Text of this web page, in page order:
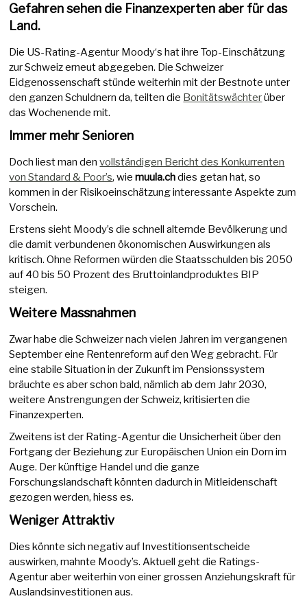
Gefahren sehen die Finanzexperten aber für das
Land.
Die US-Rating-Agentur Moody‘s hat ihre Top-Einschätzung
zur Schweiz erneut abgegeben. Die Schweizer
Eidgenossenschaft stünde weiterhin mit der Bestnote unter
den ganzen Schuldnern da, teilten die Bonitätswächterüber
das Wochenende mit.
Immer mehr Senioren
Doch liest man denvollständigen Bericht des Konkurrenten
von Standard & Poor’s, wiemuula.chdies getan hat, so
kommen in der Risikoeinschätzung interessante Aspekte zum
Vorschein.
Erstens sieht Moody’s die schnell alternde Bevölkerung und
die damit verbundenen ökonomischen Auswirkungen als
kritisch. Ohne Reformen würden die Staatsschulden bis 2050
auf 40 bis 50 Prozent des Bruttoinlandproduktes BIP
steigen.
Weitere Massnahmen
Zwar habe die Schweizer nach vielen Jahren im vergangenen
September eine Rentenreform auf den Weg gebracht. Für
eine stabile Situation in der Zukunft im Pensionssystem
bräuchte es aber schon bald, nämlich ab dem Jahr 2030,
weitere Anstrengungen der Schweiz, kritisierten die
Finanzexperten.
Zweitens ist der Rating-Agentur die Unsicherheit über den
Fortgang der Beziehung zur Europäischen Union ein Dorn im
Auge. Der künftige Handel und die ganze
Forschungslandschaft könnten dadurch in Mitleidenschaft
gezogen werden, hiess es.
Weniger Attraktiv
Dies könnte sich negativ auf Investitionsentscheide
auswirken, mahnte Moody’s. Aktuell geht die Ratings-
Agentur aber weiterhin von einer grossen Anziehungskraft für
Auslandsinvestitionen aus.